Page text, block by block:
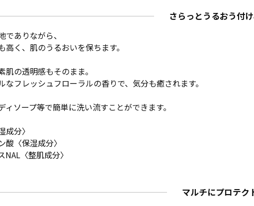
さらっとうるおう付
でありながら、
高く、肌のうるおいを保ちます。
肌の透明感もそのまま。
なフレッシュフローラルの香りで、気分も癒されます。
ィソープ等で簡単に洗い流すことができます。
分〉
〈保湿成分〉
〈整肌成分〉
マルチにプロテク